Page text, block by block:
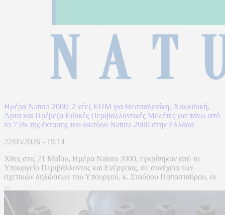
Ημέρα Natura 2000: 2 νέες ΕΠΜ για Θεσσαλονίκη, Χαλκιδική,
Άρτα και Πρέβεζα Ειδικές Περιβαλλοντικές Μελέτες για πάνω από
το 75% της έκτασης του δικτύου Natura 2000 στην Ελλάδα
22/05/2026 - 19:14
Χθες στις 21 Μαΐου, Ημέρα Natura 2000, εγκρίθηκαν από το
Υπουργείο Περιβάλλοντος και Ενέργειας, σε συνέχεια των
σχετικών δηλώσεων του Υπουργού, κ. Σταύρου Παπασταύρου, οι
...